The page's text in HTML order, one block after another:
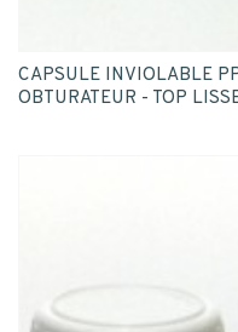
CAPSULE INVIOLABLE
OBTURATEUR - TOP